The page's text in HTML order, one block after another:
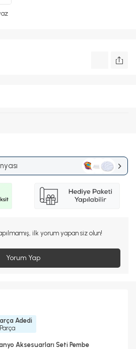
ilk yorum yapan siz olun!
Yorum Yap
Adedi
Aksesuarları Seti Pembe